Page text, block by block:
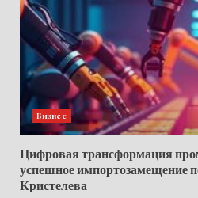
Бизнес
Цифровая трансформация
успешное импортозамещение
Кристелева